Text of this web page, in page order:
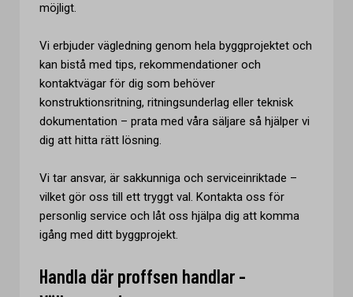
möjligt.
Vi erbjuder vägledning genom hela byggprojektet och
kan bistå med tips, rekommendationer och
kontaktvägar för dig som behöver
konstruktionsritning, ritningsunderlag eller teknisk
dokumentation – prata med våra säljare så hjälper vi
dig att hitta rätt lösning.
Vi tar ansvar, är sakkunniga och serviceinriktade –
vilket gör oss till ett tryggt val. Kontakta oss för
personlig service och låt oss hjälpa dig att komma
igång med ditt byggprojekt.
Handla där proffsen handlar -